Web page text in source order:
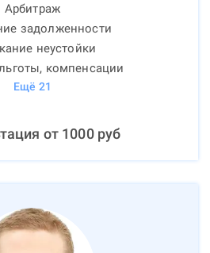
Арбитраж
задолженности
неустойки
компенсации
Ещё 21
от 1000руб